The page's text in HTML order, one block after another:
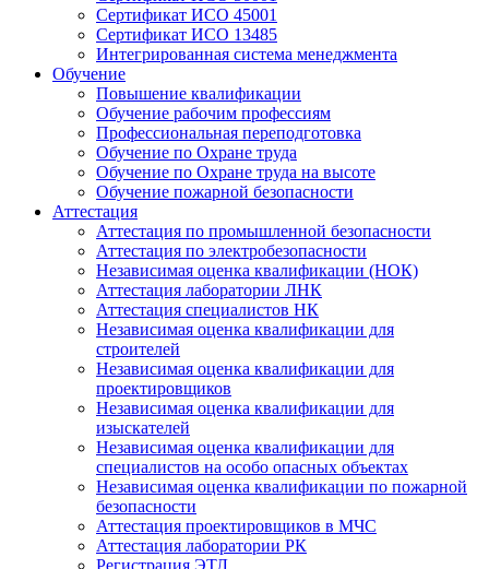
Сертификат ИСО 45001
Сертификат ИСО 13485
Интегрированная система менеджмента
Обучение
Повышение квалификации
Обучение рабочим профессиям
Профессиональная переподготовка
Обучение по Охране труда
Обучение по Охране труда на высоте
Обучение пожарной безопасности
Аттестация
Аттестация по промышленной безопасности
Аттестация по электробезопасности
Независимая оценка квалификации (НОК)
Аттестация лаборатории ЛНК
Аттестация специалистов НК
Независимая оценка квалификации для
строителей
Независимая оценка квалификации для
проектировщиков
Независимая оценка квалификации для
изыскателей
Независимая оценка квалификации для
специалистов на особо опасных объектах
Независимая оценка квалификации по пожарной
безопасности
Аттестация проектировщиков в МЧС
Аттестация лаборатории РК
Регистрация ЭТЛ